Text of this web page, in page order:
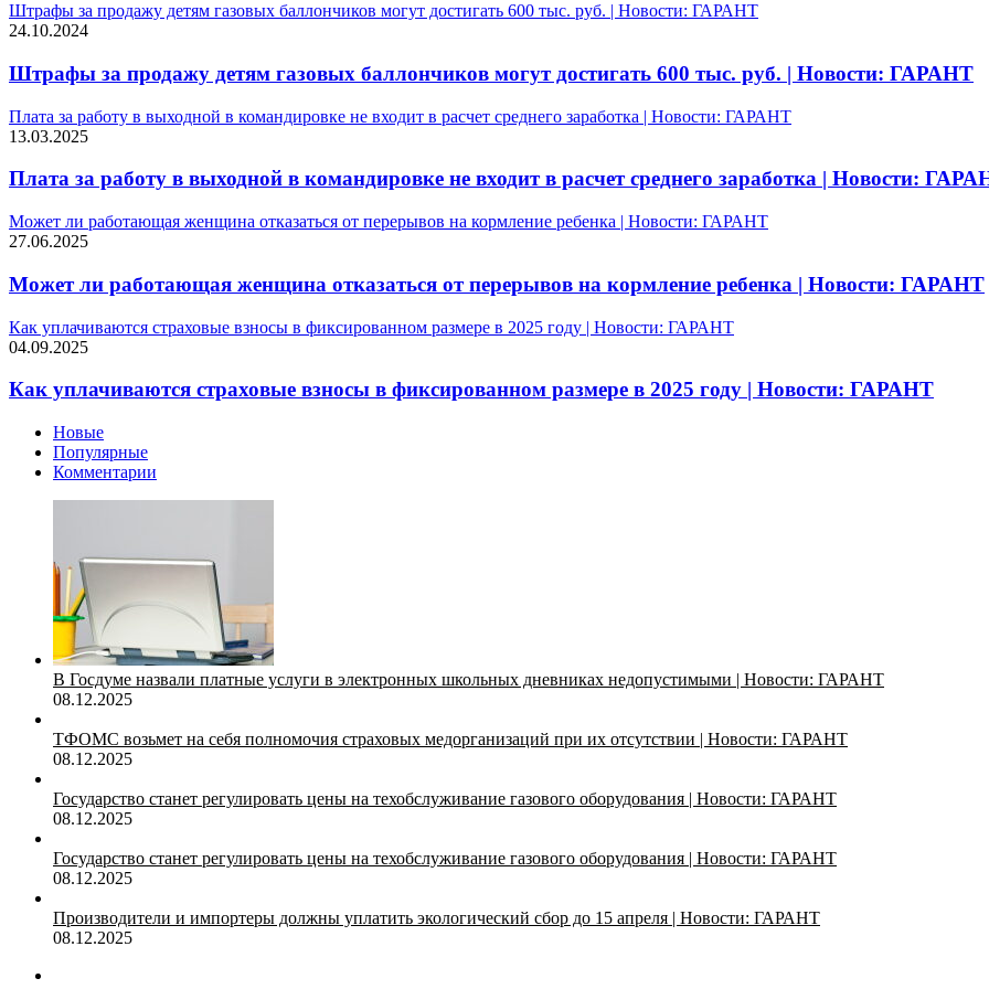
Штрафы за продажу детям газовых баллончиков могут достигать 600 тыс. руб. | Новости: ГАРАНТ
24.10.2024
Штрафы за продажу детям газовых баллончиков могут достигать 600 тыс. руб. | Новости: ГАРАНТ
Плата за работу в выходной в командировке не входит в расчет среднего заработка | Новости: ГАРАНТ
13.03.2025
Плата за работу в выходной в командировке не входит в расчет среднего заработка | Новости:
Может ли работающая женщина отказаться от перерывов на кормление ребенка | Новости: ГАРАНТ
27.06.2025
Может ли работающая женщина отказаться от перерывов на кормление ребенка | Новости: ГАРАНТ
Как уплачиваются страховые взносы в фиксированном размере в 2025 году | Новости: ГАРАНТ
04.09.2025
Как уплачиваются страховые взносы в фиксированном размере в 2025 году | Новости: ГАРАНТ
Новые
Популярные
Комментарии
В Госдуме назвали платные услуги в электронных школьных дневниках недопустимыми | Новости: ГАРАНТ
08.12.2025
ТФОМС возьмет на себя полномочия страховых медорганизаций при их отсутствии | Новости: ГАРАНТ
08.12.2025
Государство станет регулировать цены на техобслуживание газового оборудования | Новости: ГАРАНТ
08.12.2025
Государство станет регулировать цены на техобслуживание газового оборудования | Новости: ГАРАНТ
08.12.2025
Производители и импортеры должны уплатить экологический сбор до 15 апреля | Новости: ГАРАНТ
08.12.2025